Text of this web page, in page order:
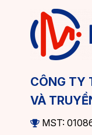
CÔNG TY
VÀ
MST: